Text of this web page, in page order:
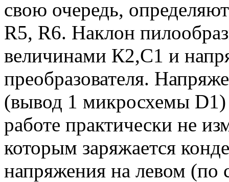
свою очередь,
R5, R6. Наклон
величинами К2,С1 и
преобразователя.
(вывод 1 микросхемы D1)
работе практически не
которым заряжается
напряжения на левом (по